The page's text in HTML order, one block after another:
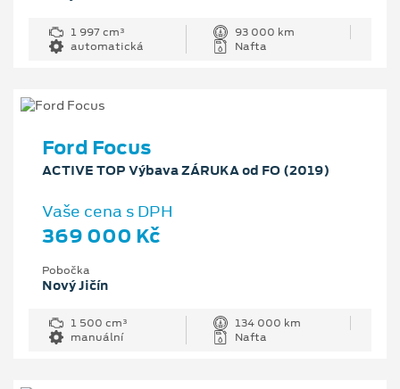
1 997 cm³
93 000 km
automatická
Nafta
Ford Focus
ACTIVE TOP Výbava ZÁRUKA od FO (2019)
Vaše cena s DPH
369 000 Kč
Pobočka
Nový Jičín
1 500 cm³
134 000 km
manuální
Nafta